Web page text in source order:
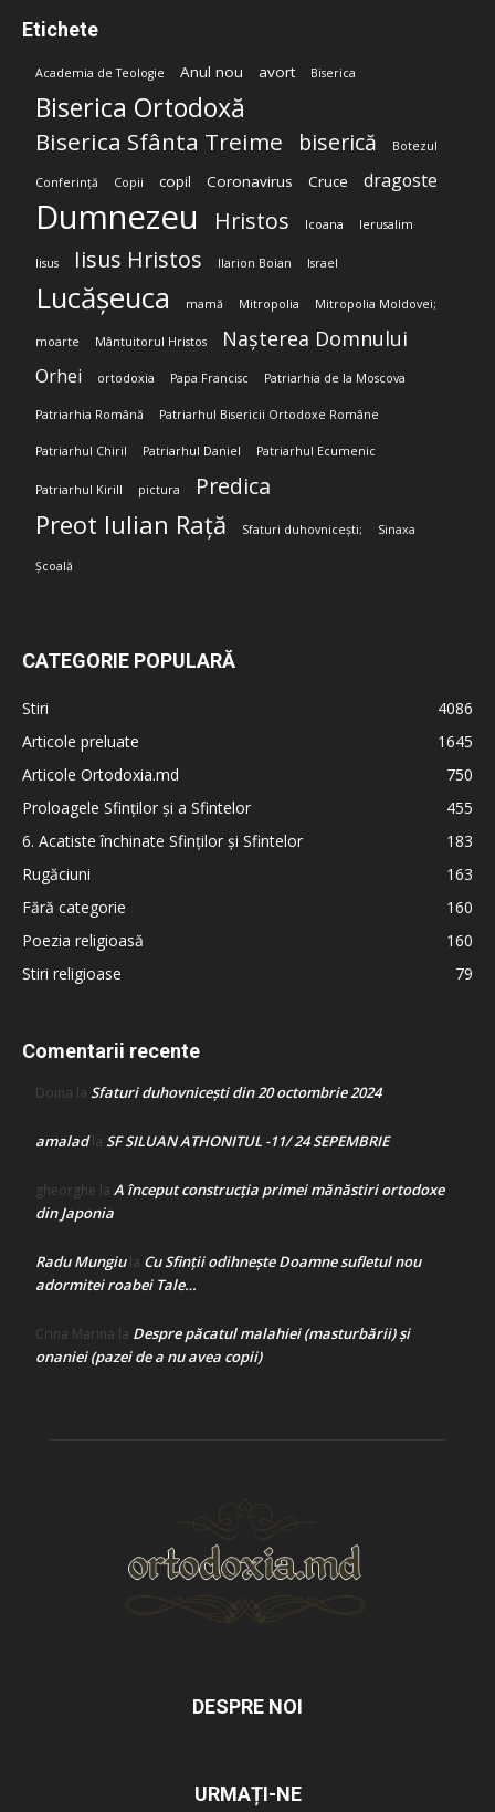
Etichete
Academia de Teologie Anul nou avort Biserica
Biserica Ortodoxă
Biserica Sfânta Treime biserică Botezul
Conferință Copii copil Coronavirus Cruce dragoste
Dumnezeu Hristos Icoana Ierusalim
Iisus Iisus Hristos Ilarion Boian Israel
Lucășeuca mamă Mitropolia Mitropolia Moldovei;
moarte Mântuitorul Hristos Nașterea Domnului
Orhei ortodoxia Papa Francisc Patriarhia de la Moscova
Patriarhia Română Patriarhul Bisericii Ortodoxe Române
Patriarhul Chiril Patriarhul Daniel Patriarhul Ecumenic
Patriarhul Kirill pictura Predica
Preot Iulian Rață Sfaturi duhovnicești; Sinaxa
Școală
CATEGORIE POPULARĂ
Stiri
4086
Articole preluate
1645
Articole Ortodoxia.md
750
Proloagele Sfinților și a Sfintelor
455
6. Acatiste închinate Sfinților și Sfintelor
183
Rugăciuni
163
Fără categorie
160
Poezia religioasă
160
Stiri religioase
79
Comentarii recente
Doina la Sfaturi duhovnicești din 20 octombrie 2024
amaladla SF SILUAN ATHONITUL -11/ 24 SEPEMBRIE
gheorghe la A început construcţia primei mănăstiri ortodoxe
din Japonia
Radu Mungiula Cu Sfinții odihnește Doamne sufletul nou
adormitei roabei Tale…
Crina Marina la Despre păcatul malahiei (masturbării) şi
onaniei (pazei de a nu avea copii)
DESPRE NOI
URMAȚI-NE